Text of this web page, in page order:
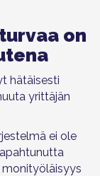
on
hätäisesti
yrittäjän
ei ole